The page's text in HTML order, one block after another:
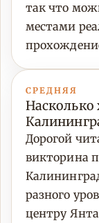
так что
местами
СРЕДНЯЯ
Дорогой
викторина
разного
центру